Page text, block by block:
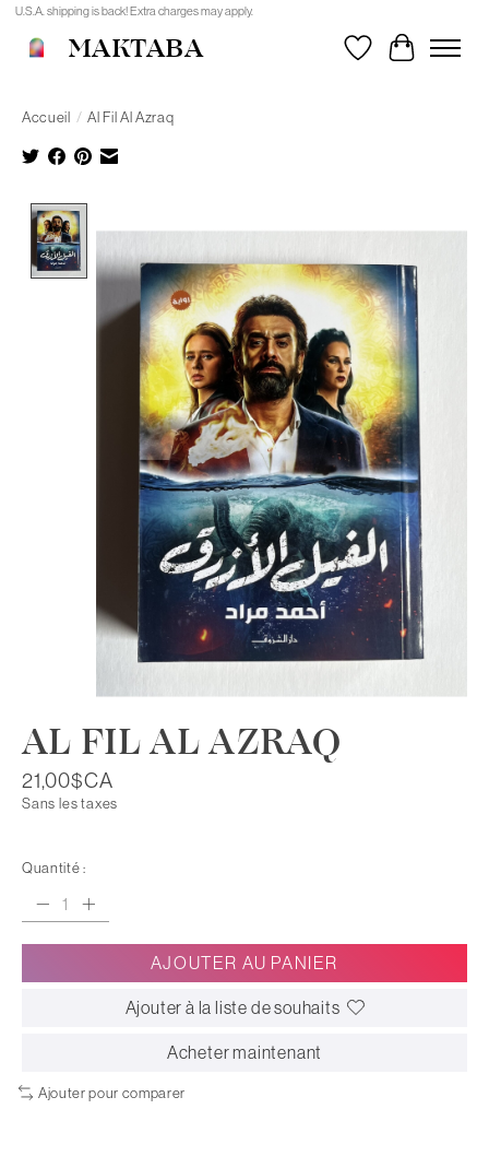
U.S.A. shipping is back! Extra charges may apply.
MAKTABA Liste de souhaits
Panier
Accueil / Al Fil Al Azraq
AL FIL AL AZRAQ
21,00$CA
Sans les taxes
Quantité :
AJOUTER AU PANIER
Ajouter à la liste de souhaits
Acheter maintenant
Ajouter pour comparer